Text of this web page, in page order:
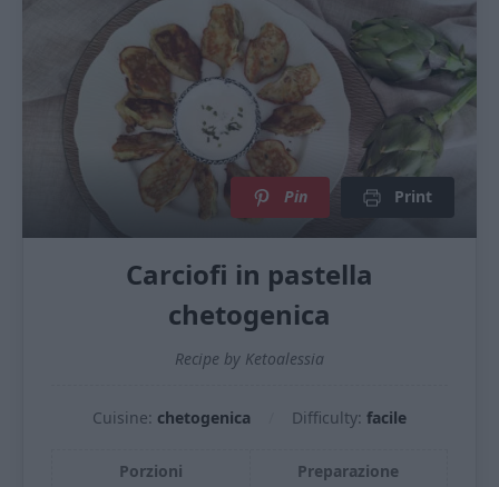
Pin Print
Carciofi in pastella
chetogenica
Recipe by Ketoalessia
Cuisine: chetogenica Difficulty: facile
Porzioni
Preparazione